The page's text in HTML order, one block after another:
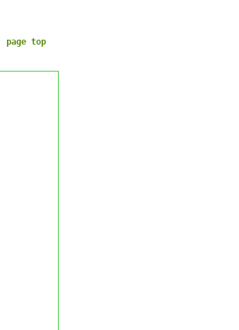
page top